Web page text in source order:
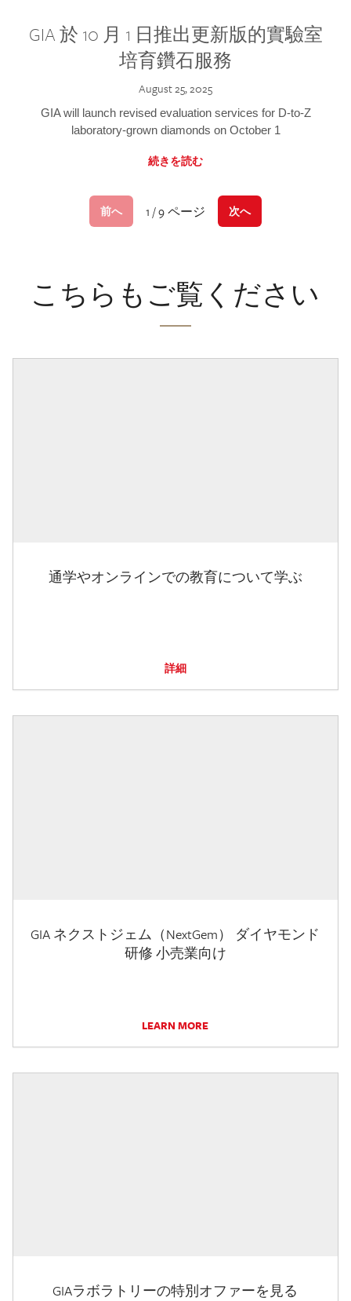
GIA 於 10 月 1 日推出更新版的實驗室
培育鑽石服務
August 25, 2025
GIA will launch revised evaluation services for D-to-Z
laboratory-grown diamonds on October 1
続きを読む
前へ 1 / 9 ページ 次へ
こちらもご覧ください
通学やオンラインでの教育について学ぶ
詳細
GIA ネクストジェム（NextGem） ダイヤモンド
研修 小売業向け
LEARN MORE
GIAラボラトリーの特別オファーを見る